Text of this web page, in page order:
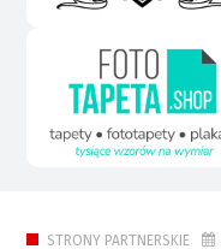
STRONY PARTNERSKIE